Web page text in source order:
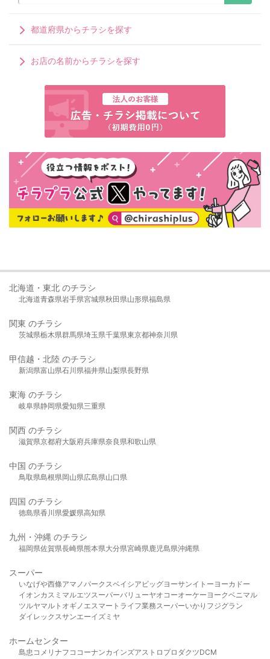
都道府県からチラシを探す
お店の名前からチラシを探す
北海道・東北 のチラシ
北海道青森県岩手県宮城県秋田県山形県福島県
関東 のチラシ
茨城県栃木県群馬県埼玉県千葉県東京都神奈川県
甲信越・北陸 のチラシ
新潟県富山県石川県福井県山梨県長野県
東海 のチラシ
岐阜県静岡県愛知県三重県
関西 のチラシ
滋賀県京都府大阪府兵庫県奈良県和歌山県
中国 のチラシ
鳥取県島根県岡山県広島県山口県
四国 のチラシ
徳島県香川県愛媛県高知県
九州・沖縄 のチラシ
福岡県佐賀県長崎県熊本県大分県宮崎県鹿児島県沖縄県
スーパー
いなげや西條アマノパークスベイシア ビッグヨーサンイトーヨーカドー
イオンカスミ マルエツスーパーバリューヤオコーオーケー ヨークベニマル
ツルヤマルト オギノ エスマート ライフ業務スーパーいかり フジグラン
ダイレックスサンエーイズミヤ
ホームセンター
島忠 コメリ ナフコ コーナンカインズアストロプロダクツDCM